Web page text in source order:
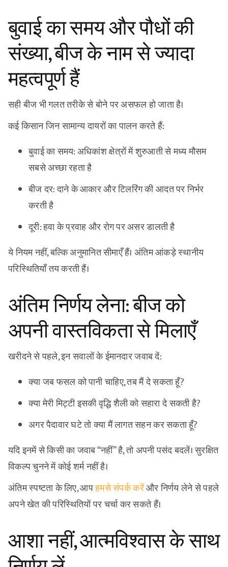
बुवाई का समय और पौधों की
संख्या, बीज के नाम से ज्यादा
महत्वपूर्ण हैं
सही बीज भी गलत तरीके से बोने पर असफल हो जाता है।
कई किसान जिन सामान्य दायरों का पालन करते हैं:
बुवाई का समय: अधिकांश क्षेत्रों में शुरुआती से मध्य मौसम
सबसे अच्छा रहता है
बीज दर: दाने के आकार और टिलरिंग की आदत पर निर्भर
करती है
दूरी: हवा के प्रवाह और रोग पर असर डालती है
ये नियम नहीं, बल्कि अनुमानित सीमाएँ हैं। अंतिम आंकड़े स्थानीय
परिस्थितियाँ तय करती हैं।
अंतिम निर्णय लेना: बीज को
अपनी वास्तविकता से मिलाएँ
खरीदने से पहले, इन सवालों के ईमानदार जवाब दें:
क्या जब फसल को पानी चाहिए, तब मैं दे सकता हूँ?
क्या मेरी मिट्टी इसकी वृद्धि शैली को सहारा दे सकती है?
अगर पैदावार घटे तो क्या मैं लागत सहन कर सकता हूँ?
यदि इनमें से किसी का जवाब “नहीं” है, तो अपनी पसंद बदलें। सुरक्षित
विकल्प चुनने में कोई शर्म नहीं है।
अंतिम स्पष्टता के लिए, आपहमसे संपर्क करेंऔर निर्णय लेने से पहले
अपने खेत की परिस्थितियों पर चर्चा कर सकते हैं।
आशा नहीं, आत्मविश्वास के साथ